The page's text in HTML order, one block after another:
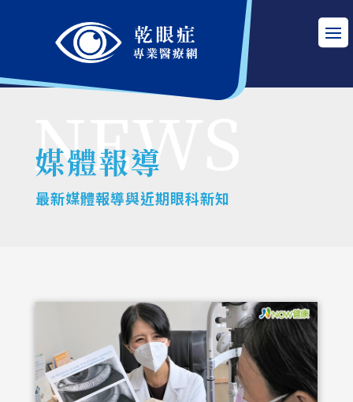
媒體報導
最新媒體報導與近期眼科新知